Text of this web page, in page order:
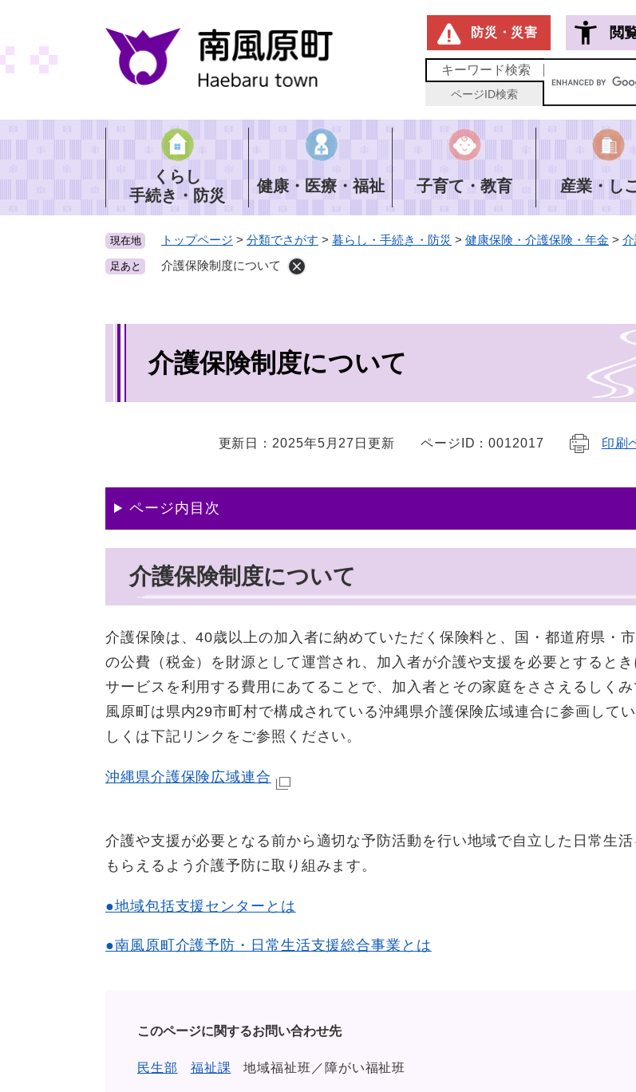
ジ
の
で
す
。
防災・災害 閲
キーワード検索
ページID検索
くらし
手続き・防災
健康・医療・福祉 子育て・教育 産業・し
現在地 トップページ > 分類でさがす > 暮らし・手続き・防災 > 健康保険・介護保険・年金 >
足あと 介護保険制度について
介護保険制度について
更新日：2025年5月27日更新 ページID：0012017 印刷
ページ内目次
介護保険制度について
介護保険は、40歳以上の加入者に納めていただく保険料と、国・都道府県・
の公費（税金）を財源として運営され、加入者が介護や支援を必要とするとき
サービスを利用する費用にあてることで、加入者とその家庭をささえるしく
風原町は県内29市町村で構成されている沖縄県介護保険広域連合に参画して
しくは下記リンクをご参照ください。
沖縄県介護保険広域連合
介護や支援が必要となる前から適切な予防活動を行い地域で自立した日常生活
もらえるよう介護予防に取り組みます。
●地域包括支援センターとは
●南風原町介護予防・日常生活支援総合事業とは
このページに関するお問い合わせ先
民生部 福祉課 地域福祉班／障がい福祉班